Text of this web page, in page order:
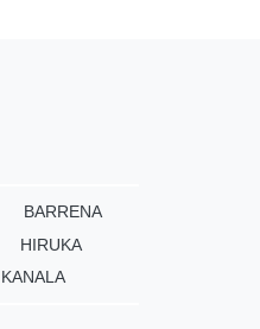
BARRENA
HIRUKA